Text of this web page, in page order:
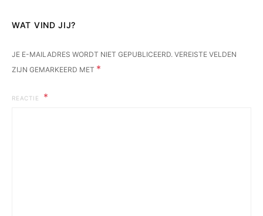
JE E-MAILADRES WORDT NIET GEPUBLICEERD. VEREISTE VELDEN
ZIJN GEMARKEERD MET *
REACTIE